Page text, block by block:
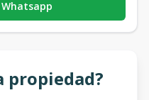
propiedad?